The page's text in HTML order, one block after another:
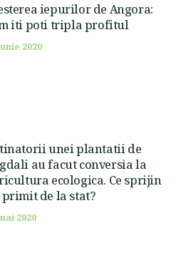
iepurilor de Angora:
iti poti tripla profitul
2020
unei plantatii de
au facut conversia la
ecologica. Ce sprijin
primit de la stat?
2020